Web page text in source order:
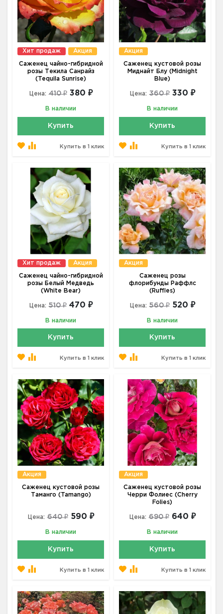
Хит продаж Акция
Саженец чайно-гибридной
розы Текила Санрайз
(Tequila Sunrise)
Цена: 410 ₽ 380 ₽
В наличии
Купить
Купить в 1 клик
Акция
Саженец кустовой розы
Миднайт Блу (Midnight
Blue)
Цена: 360 ₽ 330 ₽
В наличии
Купить
Купить в 1 клик
Хит продаж Акция
Саженец чайно-гибридной
розы Белый Медведь
(White Bear)
Цена: 510 ₽ 470 ₽
В наличии
Купить
Купить в 1 клик
Акция
Саженец розы
флорибунды Раффлс
(Ruffles)
Цена: 560 ₽ 520 ₽
В наличии
Купить
Купить в 1 клик
Акция
Саженец кустовой розы
Таманго (Tamango)
Цена: 640 ₽ 590 ₽
В наличии
Купить
Купить в 1 клик
Акция
Саженец кустовой розы
Черри Фолиес (Cherry
Folies)
Цена: 690 ₽ 640 ₽
В наличии
Купить
Купить в 1 клик